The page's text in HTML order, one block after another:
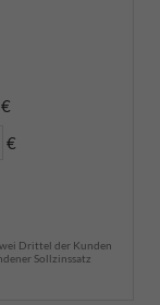
€
€
Drittel der Kunden
Sollzinssatz